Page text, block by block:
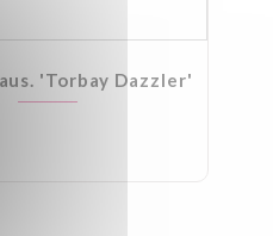
'Torbay Dazzler'
le bandeau